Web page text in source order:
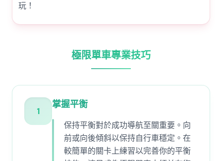
玩！
極限單車專業技巧
1
掌握平衡
保持平衡對於成功導航至關重要。向
前或向後傾斜以保持自行車穩定。在
較簡單的關卡上練習以完善你的平衡